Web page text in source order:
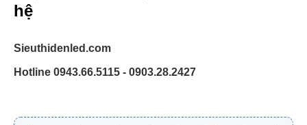
hệ
Sieuthidenled.com
Hotline 0943.66.5115 - 0903.28.2427